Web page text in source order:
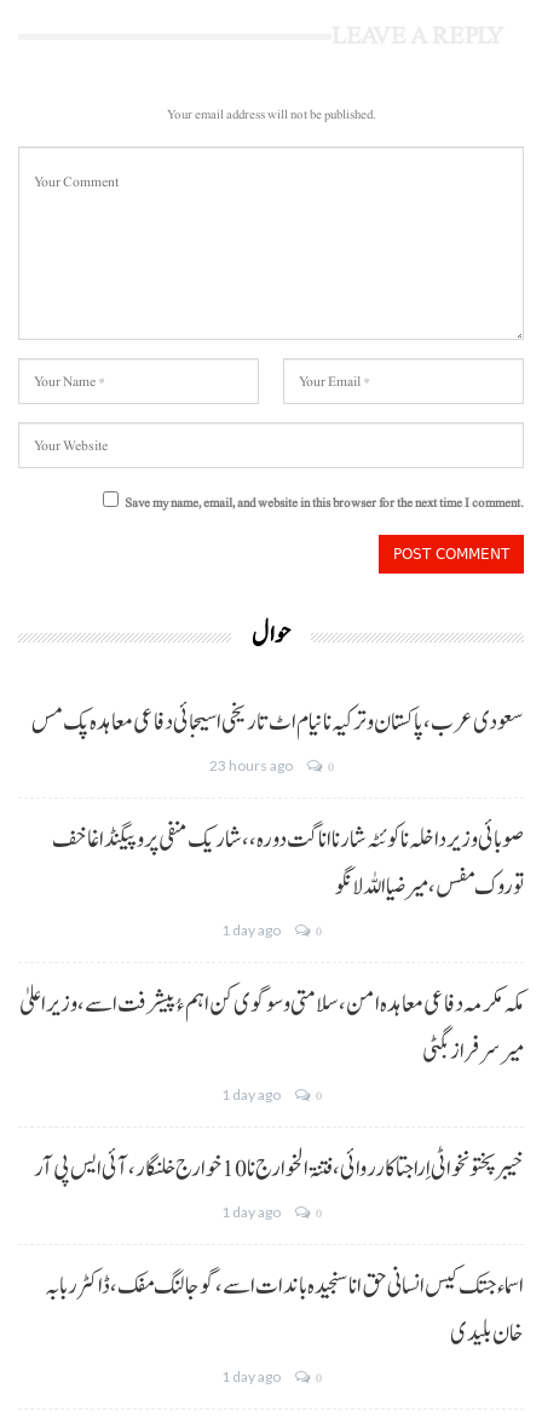
Your email address will not be published.
Save my name, email, and website in this browser for the next time I comment.
حوال
سعودی عرب، پاکستان و ترکیہ نا نیام اٹ تاریخی اسیجائی دفاعی معاہدہ پک مس
23 hours ago 0
صوبائی وزیر داخلہ نا کوئٹہ شار نا اناگت دورہ،، شاریک منفی پروپیگنڈا غا خف
توروک مفس، میر ضیا اللہ لانگو
1 day ago 0
مکہ مکرمہ دفاعی معاہدہ امن، سلامتی و سوگوی کن اہم ءُ پیشرفت اسے،وزیراعلیٰ
میر سرفراز بگٹی
1 day ago 0
خیبر پختونخوا ٹی اِرا جتا کارروائی، فتنۃ الخوارج نا 10خوارج خلنگار،آئی ایس پی آر
1 day ago 0
اسماء جتک کیس انسانی حق انا سنجیدہ باندات اسے، گوجالنگ مفک،ڈاکٹر ربابہ
خان بلیدی
1 day ago 0